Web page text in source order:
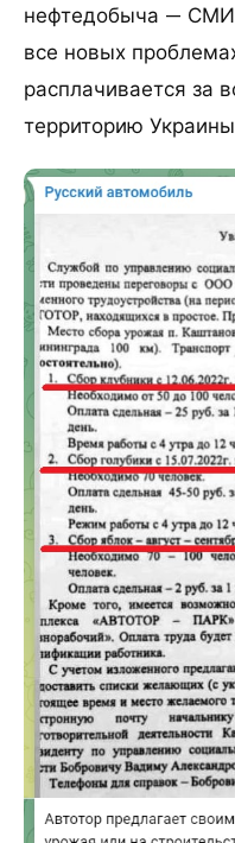
нефтедобыча — СМИ
все новых
расплачивается за
территорию